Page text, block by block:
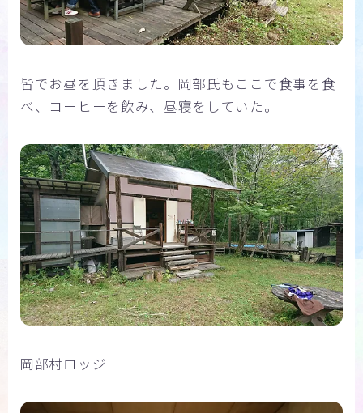
皆でお昼を頂きました。岡部氏もここで食事を食
べ、コーヒーを飲み、昼寝をしていた。
岡部村ロッジ